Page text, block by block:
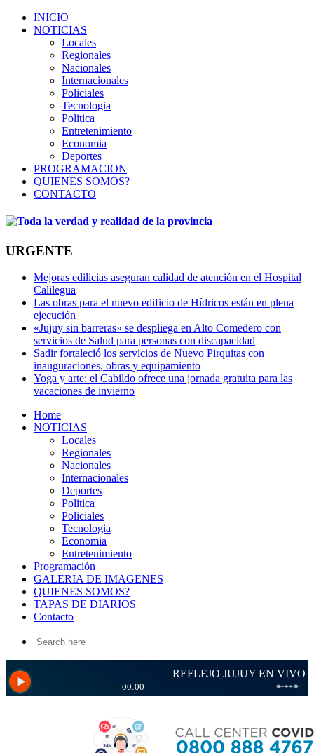
INICIO
NOTICIAS
Locales
Regionales
Nacionales
Internacionales
Policiales
Tecnologia
Politica
Entretenimiento
Economia
Deportes
PROGRAMACION
QUIENES SOMOS?
CONTACTO
URGENTE
Mejoras edilicias aseguran calidad de atención en el Hospital
Calilegua
Las obras para el nuevo edificio de Hídricos están en plena
ejecución
«Jujuy sin barreras» se despliega en Alto Comedero con
servicios de Salud para personas con discapacidad
Sadir fortaleció los servicios de Nuevo Pirquitas con
inauguraciones, obras y equipamiento
Yoga y arte: el Cabildo ofrece una jornada gratuita para las
vacaciones de invierno
Home
NOTICIAS
Locales
Regionales
Nacionales
Internacionales
Deportes
Politica
Policiales
Tecnologia
Economia
Entretenimiento
Programación
GALERIA DE IMAGENES
QUIENES SOMOS?
TAPAS DE DIARIOS
Contacto
Search
for: